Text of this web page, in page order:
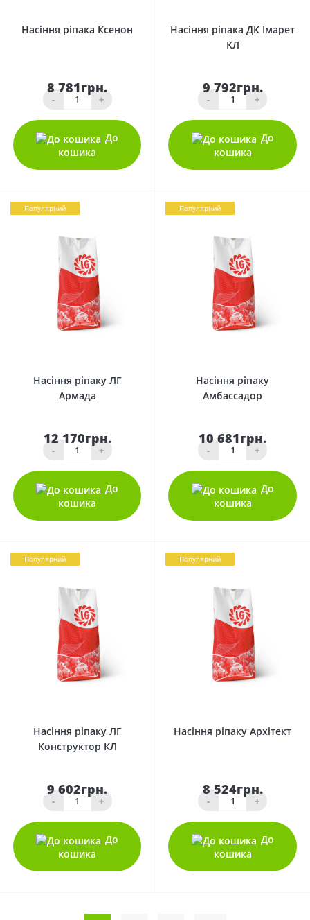
Насіння ріпака Ксенон
8 781грн.
- +
До
кошика
Насіння ріпака ДК Імарет
КЛ
9 792грн.
- +
До
кошика
Популярний
Насіння ріпаку ЛГ
Армада
12 170грн.
- +
До
кошика
Популярний
Насіння ріпаку
Амбассадор
10 681грн.
- +
До
кошика
Популярний
Насіння ріпаку ЛГ
Конструктор КЛ
9 602грн.
- +
До
кошика
Популярний
Насіння ріпаку Архітект
8 524грн.
- +
До
кошика